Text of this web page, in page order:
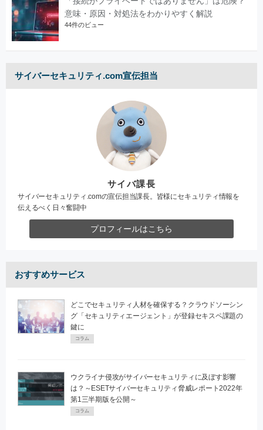
意味・原因・対処法をわかりやすく解説
44件のビュー
サイバーセキュリティ.com宣伝担当
サイバ課長
サイバーセキュリティ.comの宣伝担当課長。皆様にセキュリティ情報を
伝えるべく日々奮闘中
プロフィールはこちら
おすすめサービス
どこでセキュリティ人材を確保する？クラウドソーシン
グ「セキュリティエージェント」が登録セキスペ課題の
鍵に
コラム
ウクライナ侵攻がサイバーセキュリティに及ぼす影響
は？～ESETサイバーセキュリティ脅威レポート2022年
第1三半期版を公開～
コラム